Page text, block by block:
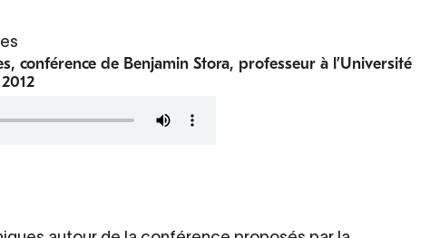
conférence de Benjamin Stora, professeur à l’Université